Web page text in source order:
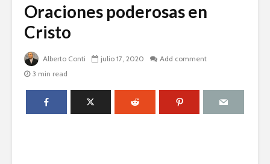
Oraciones poderosas en
Cristo
Alberto Conti julio 17, 2020
Add comment
3 min read